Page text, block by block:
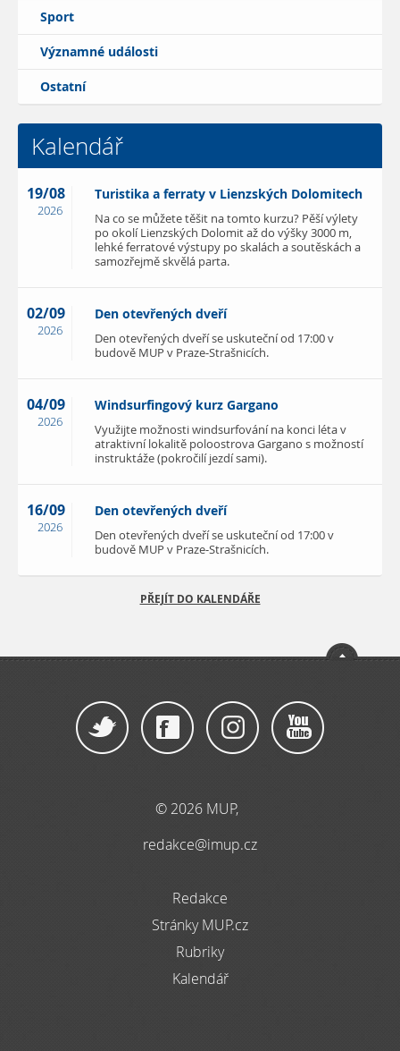
Sport
Významné události
Ostatní
Kalendář
19/08
2026
Turistika a ferraty v Lienzských Dolomitech
Na co se můžete těšit na tomto kurzu? Pěší výlety
po okolí Lienzských Dolomit až do výšky 3000 m,
lehké ferratové výstupy po skalách a soutěskách a
samozřejmě skvělá parta.
02/09
2026
Den otevřených dveří
Den otevřených dveří se uskuteční od 17:00 v
budově MUP v Praze-Strašnicích.
04/09
2026
Windsurfingový kurz Gargano
Využijte možnosti windsurfování na konci léta v
atraktivní lokalitě poloostrova Gargano s možností
instruktáže (pokročilí jezdí sami).
16/09
2026
Den otevřených dveří
Den otevřených dveří se uskuteční od 17:00 v
budově MUP v Praze-Strašnicích.
PŘEJÍT DO KALENDÁŘE
© 2026 MUP,
redakce@imup.cz
Redakce
Stránky MUP.cz
Rubriky
Kalendář